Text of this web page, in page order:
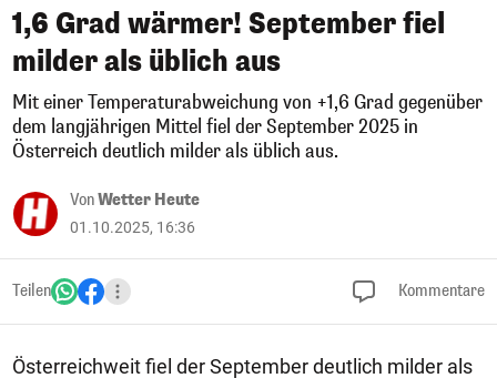
1,6 Grad wärmer! September fiel
milder als üblich aus
Mit einer Temperaturabweichung von +1,6 Grad gegenüber
dem langjährigen Mittel fiel der September 2025 in
Österreich deutlich milder als üblich aus.
VonWetter Heute
01.10.2025, 16:36
Teilen Kommentare
Österreichweit fiel der September deutlich milder als